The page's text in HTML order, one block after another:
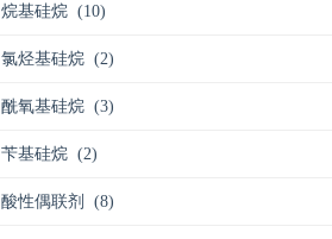
烷基硅烷 (10)
氯烃基硅烷 (2)
酰氧基硅烷 (3)
苄基硅烷 (2)
酸性偶联剂 (8)